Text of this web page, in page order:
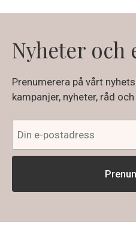
Nyheter och
Prenumerera på vårt
kampanjer, nyheter, råd